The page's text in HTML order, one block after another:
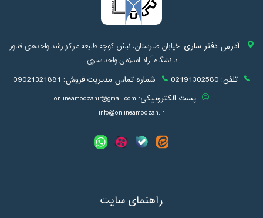
آدرس دفتر ساری:خیابان طبرستان، نبش کوچه طلیعه مرکز رشد واحدهای فناور
دانشگاه آزاد اسلامی واحد ساری
تلفن: 02191302580 شماره تماس مدیریت فروش: 09021321881
پست الکترونیکی: onlineamoozanir@gmail.com
info@onlineamoozan.ir
راهنمای سایت